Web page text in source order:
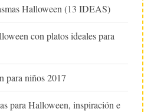
Halloween (13 IDEAS)
con platos ideales para
para niños 2017
para Halloween, inspiración e